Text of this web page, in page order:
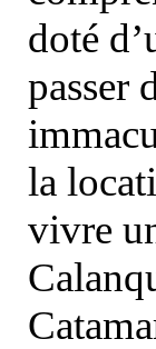
doté
passer
la
vivre